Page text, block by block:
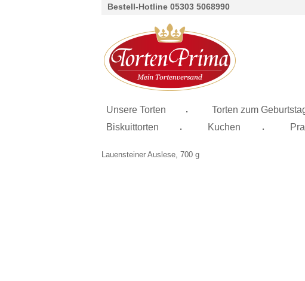
Bestell-Hotline 05303 5068990
Unsere Torten . Torten zum
Biskuittorten
. Kuchen .
Lauensteiner Auslese, 700 g